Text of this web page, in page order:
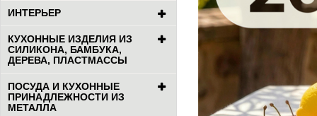
ИНТЕРЬЕР
КУХОННЫЕ ИЗДЕЛИЯ ИЗ
СИЛИКОНА, БАМБУКА,
ДЕРЕВА, ПЛАСТМАССЫ
ПОСУДА И КУХОННЫЕ
ПРИНАДЛЕЖНОСТИ ИЗ
МЕТАЛЛА